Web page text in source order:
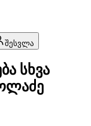
შესვლა
სხვა